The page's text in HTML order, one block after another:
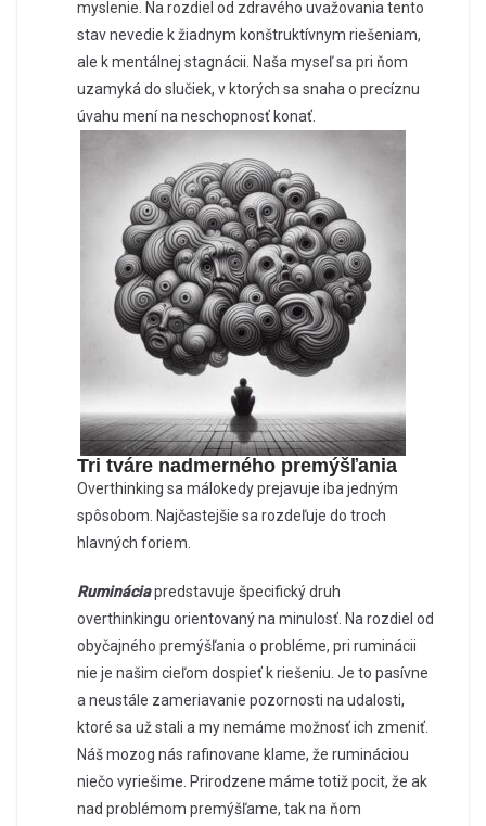
myslenie. Na rozdiel od zdravého uvažovania tento
stav nevedie k žiadnym konštruktívnym riešeniam,
ale k mentálnej stagnácii. Naša myseľ sa pri ňom
uzamyká do slučiek, v ktorých sa snaha o precíznu
úvahu mení na neschopnosť konať.
Tri tváre nadmerného premýšľania
Overthinking sa málokedy prejavuje iba jedným
spôsobom. Najčastejšie sa rozdeľuje do troch
hlavných foriem.
Rumináciapredstavuje špecifický druh
overthinkingu orientovaný na minulosť. Na rozdiel od
obyčajného premýšľania o probléme, pri ruminácii
nie je našim cieľom dospieť k riešeniu. Je to pasívne
a neustále zameriavanie pozornosti na udalosti,
ktoré sa už stali a my nemáme možnosť ich zmeniť.
Náš mozog nás rafinovane klame, že rumináciou
niečo vyriešime. Prirodzene máme totiž pocit, že ak
nad problémom premýšľame, tak na ňom